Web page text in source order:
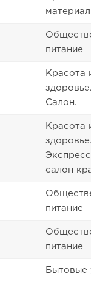
материалы
питание
Красота и
здоровье.
Салон.
Красота и
здоровье.
Экспресс -
салон
питание
питание
Бытовые